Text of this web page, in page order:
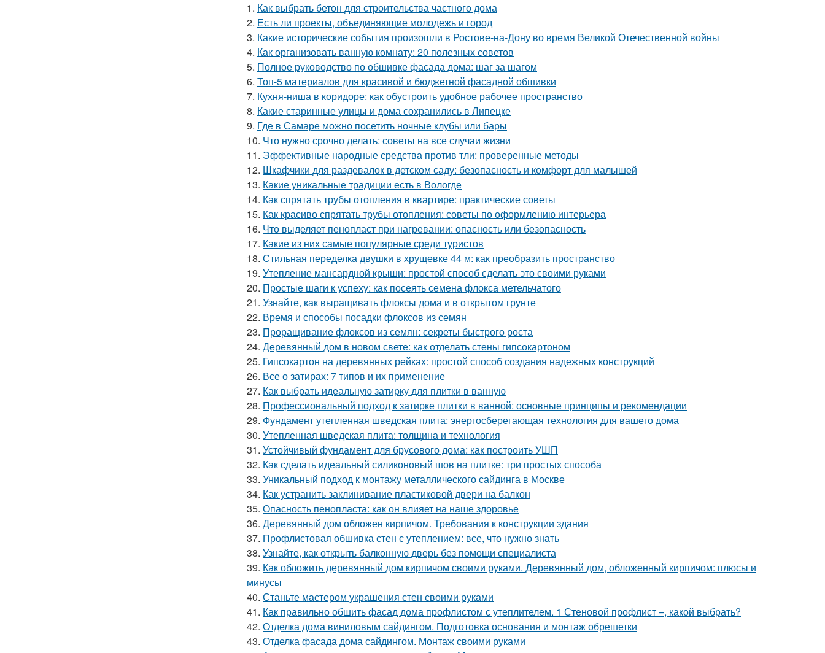
1. Как выбрать бетон для строительства частного дома
2. Есть ли проекты, объединяющие молодежь и город
3. Какие исторические события произошли в Ростове-на-Дону во время Великой Отечественной войны
4. Как организовать ванную комнату: 20 полезных советов
5. Полное руководство по обшивке фасада дома: шаг за шагом
6. Топ-5 материалов для красивой и бюджетной фасадной обшивки
7. Кухня-ниша в коридоре: как обустроить удобное рабочее пространство
8. Какие старинные улицы и дома сохранились в Липецке
9. Где в Самаре можно посетить ночные клубы или бары
10. Что нужно срочно делать: советы на все случаи жизни
11. Эффективные народные средства против тли: проверенные методы
12. Шкафчики для раздевалок в детском саду: безопасность и комфорт для малышей
13. Какие уникальные традиции есть в Вологде
14. Как спрятать трубы отопления в квартире: практические советы
15. Как красиво спрятать трубы отопления: советы по оформлению интерьера
16. Что выделяет пенопласт при нагревании: опасность или безопасность
17. Какие из них самые популярные среди туристов
18. Стильная переделка двушки в хрущевке 44 м: как преобразить пространство
19. Утепление мансардной крыши: простой способ сделать это своими руками
20. Простые шаги к успеху: как посеять семена флокса метельчатого
21. Узнайте, как выращивать флоксы дома и в открытом грунте
22. Время и способы посадки флоксов из семян
23. Проращивание флоксов из семян: секреты быстрого роста
24. Деревянный дом в новом свете: как отделать стены гипсокартоном
25. Гипсокартон на деревянных рейках: простой способ создания надежных конструкций
26. Все о затирах: 7 типов и их применение
27. Как выбрать идеальную затирку для плитки в ванную
28. Профессиональный подход к затирке плитки в ванной: основные принципы и рекомендации
29. Фундамент утепленная шведская плита: энергосберегающая технология для вашего дома
30. Утепленная шведская плита: толщина и технология
31. Устойчивый фундамент для брусового дома: как построить УШП
32. Как сделать идеальный силиконовый шов на плитке: три простых способа
33. Уникальный подход к монтажу металлического сайдинга в Москве
34. Как устранить заклинивание пластиковой двери на балкон
35. Опасность пенопласта: как он влияет на наше здоровье
36. Деревянный дом обложен кирпичом. Требования к конструкции здания
37. Профлистовая обшивка стен с утеплением: все, что нужно знать
38. Узнайте, как открыть балконную дверь без помощи специалиста
39. Как обложить деревянный дом кирпичом своими руками. Деревянный дом, обложенный кирпичом: плюсы и
минусы
40. Станьте мастером украшения стен своими руками
41. Как правильно обшить фасад дома профлистом с утеплителем. 1 Стеновой профлист –, какой выбрать?
42. Отделка дома виниловым сайдингом. Подготовка основания и монтаж обрешетки
43. Отделка фасада дома сайдингом. Монтаж своими руками